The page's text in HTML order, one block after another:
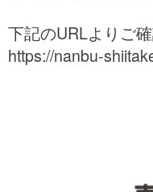
下記のURLよりご確
https://nanbu-